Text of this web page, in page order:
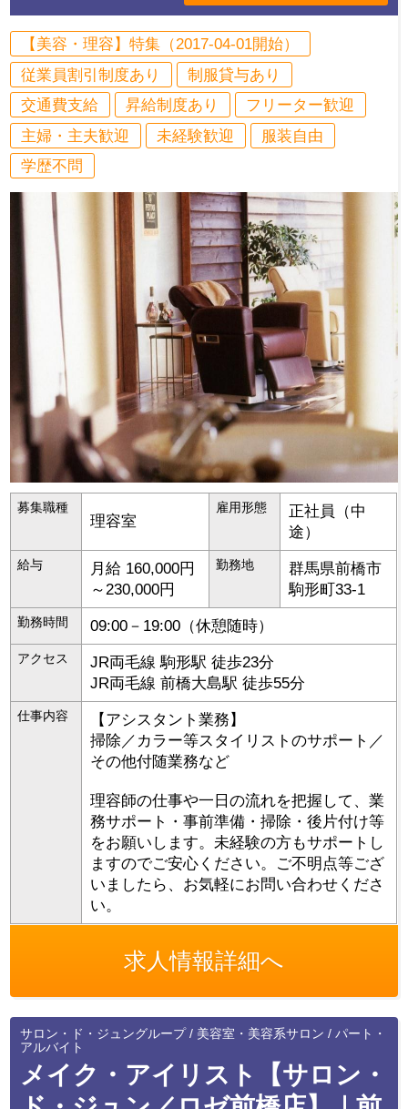
【美容・理容】特集（2017-04-01開始）
従業員割引制度あり
制服貸与あり
交通費支給
昇給制度あり
フリーター歓迎
主婦・主夫歓迎
未経験歓迎
服装自由
学歴不問
募集職種
理容室
雇用形態
正社員（中
途）
給与
月給 160,000円
～230,000円
勤務地 群馬県前橋市
駒形町33-1
勤務時間 09:00－19:00（休憩随時）
アクセス
JR両毛線 駒形駅 徒歩23分
JR両毛線 前橋大島駅 徒歩55分
仕事内容
【アシスタント業務】
掃除／カラー等スタイリストのサポート／
その他付随業務など
理容師の仕事や一日の流れを把握して、業
務サポート・事前準備・掃除・後片付け等
をお願いします。未経験の方もサポートし
ますのでご安心ください。ご不明点等ござ
いましたら、お気軽にお問い合わせくださ
い。
求人情報詳細へ
サロン・ド・ジュングループ / 美容室・美容系サロン / パート・
アルバイト
メイク・アイリスト【サロン・